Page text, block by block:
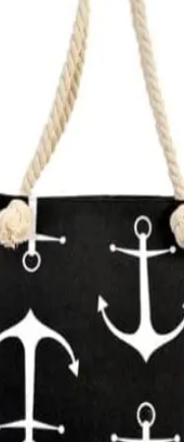
Quick View
ΤΣΑΝΤΕΣ ΘΑΛΑΣΣΗΣ